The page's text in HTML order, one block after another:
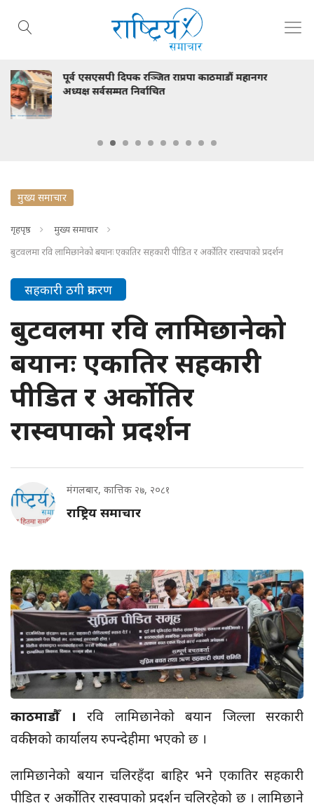
काठमाडौं महानगर
स्वास्थ्य मन्त्री निशा मेहता र
मुख्य समाचार
गृहपृष्ठ
मुख्य समाचार
बुटवलमा रवि लामिछानेको बयानः एकातिर सहकारी पीडित र अर्कोतिर रास्वपाको प्रदर्शन
सहकारी ठगी प्रकरण
बुटवलमा रवि लामिछानेको
बयानः एकातिर सहकारी
पीडित र अर्कोतिर
रास्वपाको प्रदर्शन
मंगलबार, कात्तिक २७, २०८१
राष्ट्रिय समाचार
काठमाडौँ । रवि लामिछानेको बयान जिल्ला सरकारी
वकीलको कार्यालय रुपन्देहीमा भएको छ ।
लामिछानेको बयान चलिरहँदा बाहिर भने एकातिर सहकारी
पीडित र अर्कोतिर रास्वपाको प्रदर्शन चलिरहेको छ । लामिछाने